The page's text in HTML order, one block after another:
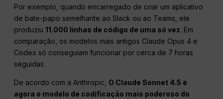
Por exemplo, quando encarregado de criar um aplicativo
de bate-papo semelhante ao Slack ou ao Teams, ele
produziu11.000 linhas de código de uma só vez. Em
comparação, os modelos mais antigos Claude Opus 4 e
Codex só conseguiam funcionar por cerca de 7 horas
seguidas.
De acordo com a Anthropic, O Claude Sonnet 4.5 é
agora o modelo de codificação mais poderoso do